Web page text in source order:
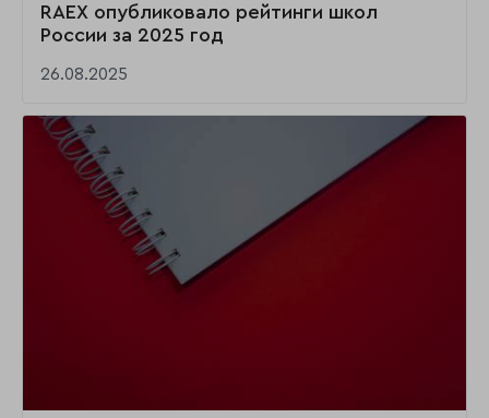
RAEX опубликовало рейтинги школ
России за 2025 год
26.08.2025